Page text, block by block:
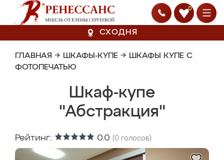
0
СХОДНЯ
ГЛАВНАЯ → ШКАФЫ-КУПЕ → ШКАФЫ КУПЕ С
ФОТОПЕЧАТЬЮ
Шкаф-купе
"Абстракция"
Рейтинг: 0.0 (0 голосов)